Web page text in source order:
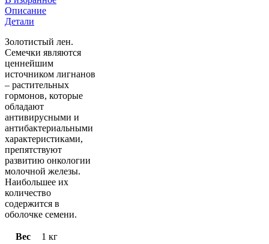
кг
Описание
Детали
Золотистый лен.
Семечки являются
ценнейшим
источником лигнанов
– растительных
гормонов, которые
обладают
антивирусными и
антибактериальными
характеристиками,
препятствуют
развитию онкологии
молочной железы.
Наибольшее их
количество
содержится в
оболочке семени.
Вес 1 кг